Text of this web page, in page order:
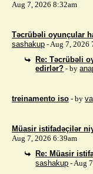
Aug 7, 2026 8:32am
Təcrübəli oyunçular
sashakup - Aug 7, 2026
Re: Təcrübəli
edirlər? - by
treinamento iso - by
Müasir istifadəçilər
Aug 7, 2026 6:39am
Re: Müasir
sashakup - Aug